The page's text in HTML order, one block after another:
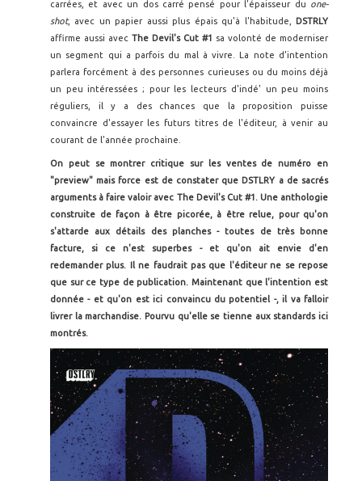
carrées, et avec un dos carré pensé pour l'épaisseur du one-
shot, avec un papier aussi plus épais qu'à l'habitude,
DSTRLY
affirme aussi avec The Devil's Cut #1 sa volonté de moderniser
un segment qui a parfois du mal à vivre. La note d'intention
parlera forcément à des personnes curieuses ou du moins déjà
un peu intéressées ; pour les lecteurs d'indé' un peu moins
réguliers, il y a des chances que la proposition puisse
convaincre d'essayer les futurs titres de l'éditeur, à venir au
courant de l'année prochaine.
On peut se montrer critique sur les ventes de numéro en
"preview" mais force est de constater que DSTLRY a de sacrés
arguments à faire valoir avec The Devil's Cut #1. Une anthologie
construite de façon à être picorée, à être relue, pour qu'on
s'attarde aux détails des planches - toutes de très bonne
facture, si ce n'est superbes - et qu'on ait envie d'en
redemander plus. Il ne faudrait pas que l'éditeur ne se repose
que sur ce type de publication. Maintenant que l'intention est
donnée - et qu'on est ici convaincu du potentiel -, il va falloir
livrer la marchandise. Pourvu qu'elle se tienne aux standards ici
montrés.